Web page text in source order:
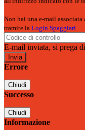
Non hai una e-mail
tramite la Login Spaggiari
E-mail inviata, si prega
Errore
Chiudi
Successo
Chiudi
Informazione